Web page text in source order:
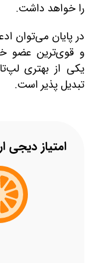
را خواهد داشت.
و قوی‌ترین عضو
یکی از بهتری
تبدیل پذیر است.
امتیاز دیجی